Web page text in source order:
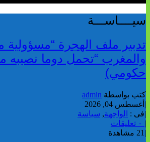
سيــــاســـة
تدبير ملف الهجرة “مسؤولية
والمغرب “تحمل دوما نصيبه
حكومي)
كتب بواسطة admin
| أغسطس 04, 2026
|فى : الواجهة, سياسة
|
| 21 مشاهدة